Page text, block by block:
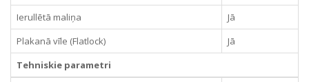
Ierullētā maliņa
Jā
Plakanā vīle (Flatlock)
Jā
Tehniskie parametri